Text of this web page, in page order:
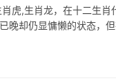
虎,生肖龙，在十二生
晚却仍显慵懒的状态，